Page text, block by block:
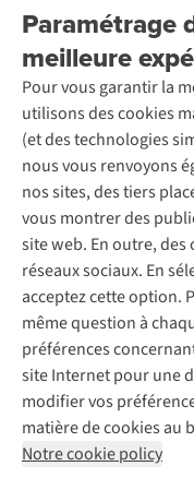
Paramétrage
meilleure
Pour vous garantir la
utilisons des cookies
(et des technologies
nous vous renvoyons
nos sites, des tiers
vous montrer des
site web. En outre, des
réseaux sociaux. En
acceptez cette option.
même question à
préférences
site Internet pour une
modifier vos
matière de cookies au
Notre cookie policy
Rétractation d'une
Entretien & réparations
Garantie
Contactez-nous
À propos d’Ayacucho
Nos magasins
À propos d’A.S.Adventure
Déclaration d'accessibilité
Location / Location sports
Seconde-main
Entretien de ski
Service de lavage
Entretien de chaussures
Réparation de chaussures
Réparation de vêtements
Retouches
Pour les entreprises
Découvrez
Explore Camp
Gear Check
Expertise & conseils
Abonnez-vous à la
Mentions
AS Adventure